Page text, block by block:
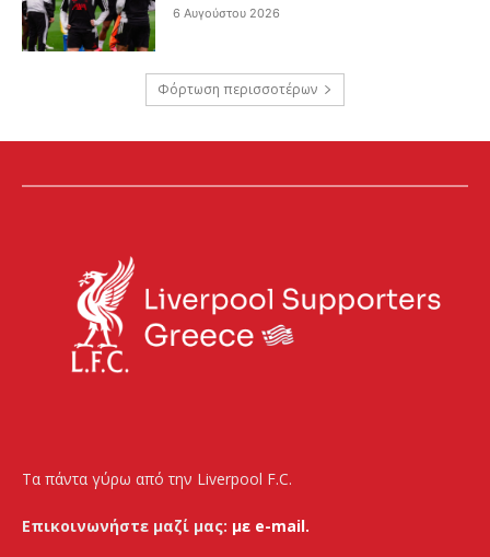
6 Αυγούστου 2026
Φόρτωση περισσοτέρων
Τα πάντα γύρω από την Liverpool F.C.
Επικοινωνήστε μαζί μας: με e-mail.